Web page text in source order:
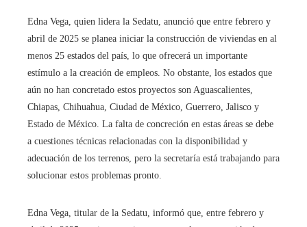
Edna Vega, quien lidera la Sedatu, anunció que entre febrero y
abril de 2025 se planea iniciar la construcción de viviendas en al
menos 25 estados del país, lo que ofrecerá un importante
estímulo a la creación de empleos. No obstante, los estados que
aún no han concretado estos proyectos son Aguascalientes,
Chiapas, Chihuahua, Ciudad de México, Guerrero, Jalisco y
Estado de México. La falta de concreción en estas áreas se debe
a cuestiones técnicas relacionadas con la disponibilidad y
adecuación de los terrenos, pero la secretaría está trabajando para
solucionar estos problemas pronto.
Edna Vega, titular de la Sedatu, informó que, entre febrero y